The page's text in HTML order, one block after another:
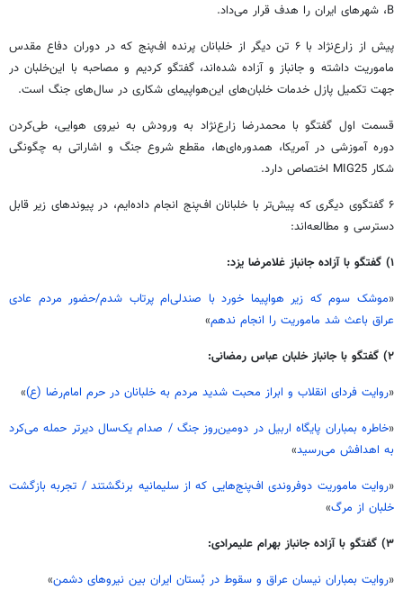
B، شهرهای ایران را هدف قرار می‌داد.
پیش از زارع‌نژاد با ۶ تن دیگر از خلبانان پرنده اف‌پنج که در دوران دفاع مقدس
ماموریت داشته و جانباز و آزاده شده‌اند، گفتگو کردیم و مصاحبه با این‌خلبان در
جهت تکمیل پازل خدمات خلبان‌های این‌هواپیمای شکاری در سال‌های جنگ است.
قسمت اول گفتگو با محمدرضا زارع‌نژاد به ورودش به نیروی هوایی، طی‌کردن
دوره آموزشی در آمریکا، همدوره‌ای‌ها، مقطع شروع جنگ و اشاراتی به چگونگی
شکار MIG25 اختصاص دارد.
۶ گفتگوی دیگری که پیش‌تر با خلبانان اف‌پنج انجام داده‌ایم، در پیوندهای زیر قابل
دسترسی و مطالعه‌اند:
۱) گفتگو با آزاده جانباز غلامرضا یزد:
«موشک سوم که زیر هواپیما خورد با صندلی‌ام پرتاب شدم/حضور مردم عادی
عراق باعث شد ماموریت را انجام ندهم»
۲) گفتگو با جانباز خلبان عباس رمضانی:
«روایت فردای انقلاب و ابراز محبت شدید مردم به خلبانان در حرم امام‌رضا (ع)»
«خاطره بمباران پایگاه اربیل در دومین‌روز جنگ / صدام یک‌سال دیرتر حمله می‌کرد
به اهدافش می‌رسید»
«روایت ماموریت دوفروندی اف‌پنج‌هایی که از سلیمانیه برنگشتند / تجربه بازگشت
خلبان از مرگ»
۳) گفتگو با آزاده جانباز بهرام علیمرادی:
«روایت بمباران نیسان عراق و سقوط در بُستان ایران بین نیروهای دشمن»